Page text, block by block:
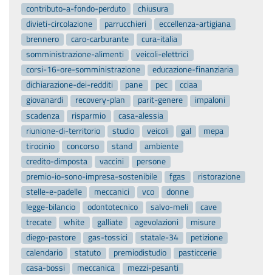
contributo-a-fondo-perduto
chiusura
divieti-circolazione
parrucchieri
eccellenza-artigiana
brennero
caro-carburante
cura-italia
somministrazione-alimenti
veicoli-elettrici
corsi-16-ore-somministrazione
educazione-finanziaria
dichiarazione-dei-redditi
pane pec
cciaa
giovanardi
recovery-plan parit-genere
impaloni
scadenza
risparmio
casa-alessia
riunione-di-territorio
studio veicoli gal
mepa
tirocinio
concorso stand
ambiente
credito-dimposta
vaccini
persone
premio-io-sono-impresa-sostenibile
fgas
ristorazione
stelle-e-padelle
meccanici vco
donne
legge-bilancio
odontotecnico salvo-meli
cave
trecate
white galliate agevolazioni
misure
diego-pastore
gas-tossici statale-34
petizione
calendario
statuto premiodistudio
pasticcerie
casa-bossi
meccanica
mezzi-pesanti